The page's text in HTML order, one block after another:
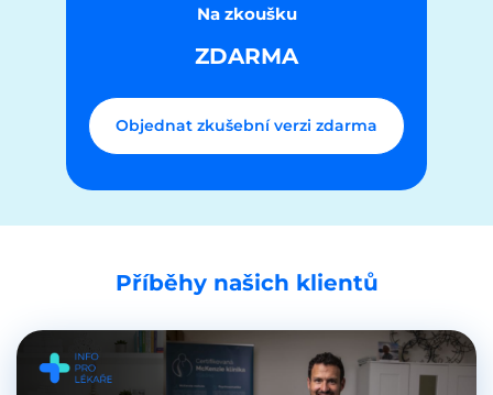
Na zkoušku
ZDARMA
Objednat zkušební verzi zdarma
Příběhy našich klientů